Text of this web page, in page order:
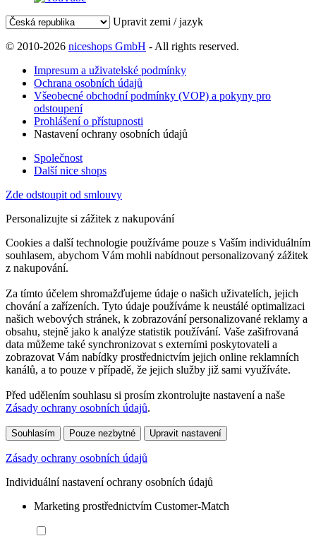
Upravit zemi / jazyk
© 2010-2026 niceshops GmbH - All rights reserved.
Impresum a uživatelské podmínky
Ochrana osobních údajů
Všeobecné obchodní podmínky (VOP) a pokyny pro
odstoupení
Prohlášení o přístupnosti
Nastavení ochrany osobních údajů
Společnost
Další nice shops
Zde odstoupit od smlouvy
Personalizujte si zážitek z nakupování
Cookies a další technologie používáme pouze s Vaším individuálním
souhlasem, abychom Vám mohli nabídnout personalizovaný zážitek
z nakupování.
Za tímto účelem shromažďujeme údaje o našich uživatelích, jejich
chování a zařízeních. Tyto údaje používáme k neustálé optimalizaci
našich webových stránek, k zobrazování personalizované reklamy a
obsahu, stejně jako k analýze statistik používání. Vaše zašifrovaná
data můžeme také synchronizovat s externími poskytovateli a
zobrazovat Vám nabídky prostřednictvím jejich online reklamních
kanálů, a to pouze v případě, že jejich služby již sami využíváte.
Před udělením souhlasu si prosím zkontrolujte nastavení a naše
Zásady ochrany osobních údajů.
Souhlasím Pouze nezbytné Upravit nastavení
Zásady ochrany osobních údajů
Individuální nastavení ochrany osobních údajů
Marketing prostřednictvím Customer-Match